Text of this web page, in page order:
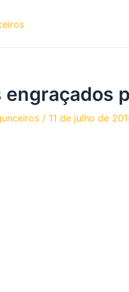
engraçados
/ 11 de julho de